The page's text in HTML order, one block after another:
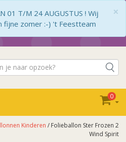
×
01 T/M 24 AUGUSTUS ! Wij
fijne zomer :-) 't Feestteam
0
Kinderen / Folieballon Ster Frozen 2
Wind Spirit